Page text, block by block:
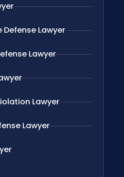
Lawyer
Lawyer
Lawyer
Lawyer